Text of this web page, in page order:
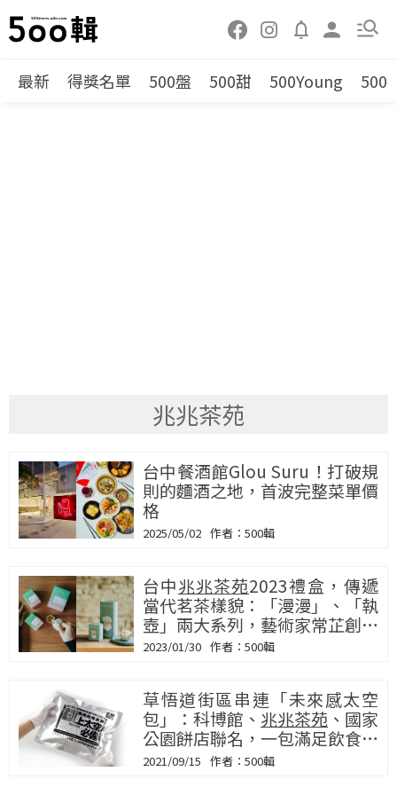
最新 得獎名單 500盤 500甜 500Young 500
兆兆茶苑
台中餐酒館Glou Suru！打破規
則的麵酒之地，首波完整菜單價
格
2025/05/02 500輯
台中兆兆茶苑2023禮盒，傳遞
當代茗茶樣貌：「漫漫」、「執
壺」兩大系列，藝術家常芷創作
細緻主視覺
2023/01/30 500輯
草悟道街區串連「未來感太空
包」：科博館、 兆兆茶苑 、國家
公園餅店聯名，一包滿足飲食與
星空體驗
2021/09/15 500輯